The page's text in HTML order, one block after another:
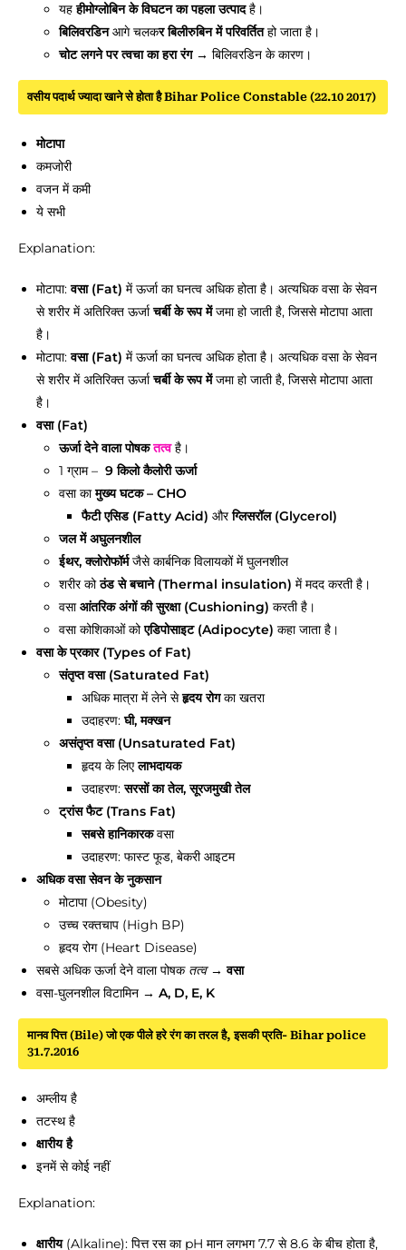
यहहीमोग्लोबिन के विघटन का पहला उत्पादहै।
बिलिवरडिनआगे चलकर बिलीरुबिन में परिवर्तितहो जाता है।
चोट लगने पर त्वचा का हरा रंग→ बिलिवरडिन के कारण।
वसीय पदार्थ ज्यादा खाने से होता है Bihar Police Constable (22.10 2017)
मोटापा
कमजोरी
वजन में कमी
ये सभी
Explanation:
मोटापा:वसा (Fat) में ऊर्जा का घनत्व अधिक होता है। अत्यधिक वसा के सेवन
से शरीर में अतिरिक्त ऊर्जाचर्बी के रूप मेंजमा हो जाती है, जिससे मोटापा आता
है।
मोटापा:वसा (Fat) में ऊर्जा का घनत्व अधिक होता है। अत्यधिक वसा के सेवन
से शरीर में अतिरिक्त ऊर्जाचर्बी के रूप मेंजमा हो जाती है, जिससे मोटापा आता
है।
वसा (Fat)
ऊर्जा देने वाला पोषकतत्वहै।
1 ग्राम – 9 किलो कैलोरी ऊर्जा
वसा कामुख्य घटक – CHO
फैटी एसिड (Fatty Acid) औरग्लिसरॉल (Glycerol)
जल में अघुलनशील
ईथर, क्लोरोफॉर्मजैसे कार्बनिक विलायकों में घुलनशील
शरीर कोठंड से बचाने (Thermal insulation) में मदद करती है।
वसाआंतरिक अंगों की सुरक्षा (Cushioning) करती है।
वसा कोशिकाओं कोएडिपोसाइट (Adipocyte) कहा जाता है।
वसा के प्रकार (Types of Fat)
संतृप्त वसा (Saturated Fat)
अधिक मात्रा में लेने सेहृदय रोगका खतरा
उदाहरण:घी, मक्खन
असंतृप्त वसा (Unsaturated Fat)
हृदय के लिएलाभदायक
उदाहरण:सरसों का तेल, सूरजमुखी तेल
ट्रांस फैट (Trans Fat)
सबसे हानिकारकवसा
उदाहरण: फास्ट फूड, बेकरी आइटम
अधिक वसा सेवन के नुकसान
मोटापा (Obesity)
उच्च रक्तचाप (High BP)
हृदय रोग (Heart Disease)
सबसे अधिक ऊर्जा देने वाला पोषक तत्व→वसा
वसा-घुलनशील विटामिन → A, D, E, K
मानव पित्त (Bile) जो एक पीले हरे रंग का तरल है, इसकी प्रति- Bihar police
31.7.2016
अम्लीय है
तटस्थ है
क्षारीय है
इनमें से कोई नहीं
Explanation:
क्षारीय(Alkaline): पित्त रस का pH मान लगभग 7.7 से 8.6 के बीच होता है,